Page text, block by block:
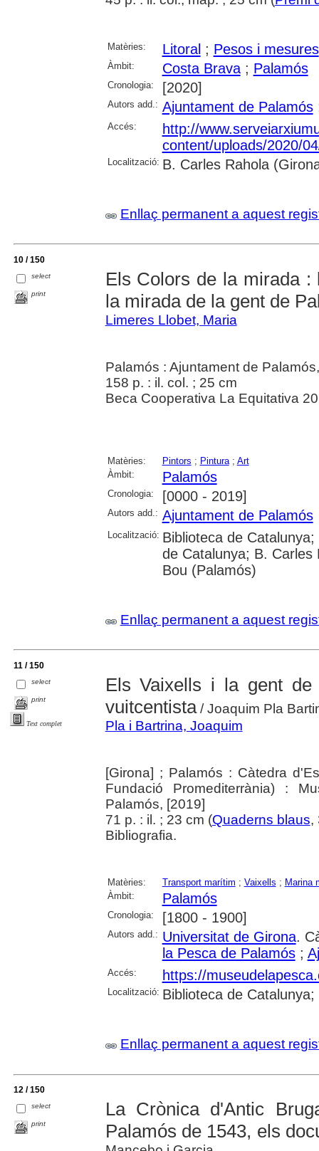
Matèries: Litoral ; Pesos i mesures
Àmbit: Costa Brava; Palamós
Cronologia: [2020]
Autors add.: Ajuntament de Palamós
Accés:
http://
content/uploads/2020/
Localització: B. Carles Rahola
Enllaç permanent a aquest
10 / 150
select
print
Els Colors de la mirada
la mirada de la gent de
Limeres Llobet, Maria
Palamós : Ajuntament de
158 p. : il. col. ; 25 cm
Beca Cooperativa La Equitativa
Matèries: Pintors ; Pintura; Art
Àmbit:
Palamós
Cronologia: [0000 - 2019]
Autors add.: Ajuntament de Palamós
Localització: Biblioteca de
de Catalunya; B.
Bou (Palamós)
Enllaç permanent a aquest
11 / 150
select
print
Text complet
Els Vaixells i la gent de
vuitcentista/ Joaquim Pla
Pla i Bartrina, Joaquim
[Girona] ; Palamós : Càtedra
Fundació Promediterrània) :
Palamós, [2019]
71 p. : il. ; 23 cm (Quaderns blaus,
Bibliografia.
Matèries: Transport marítim ; Vaixells ; Marina
Àmbit:
Palamós
Cronologia: [1800 - 1900]
Autors add.: Universitat de Girona.
la Pesca de Palamós;
Accés: https://
Localització: Biblioteca de
Enllaç permanent a aquest
12 / 150
select
print
La Crònica d'Antic
Palamós de 1543, els